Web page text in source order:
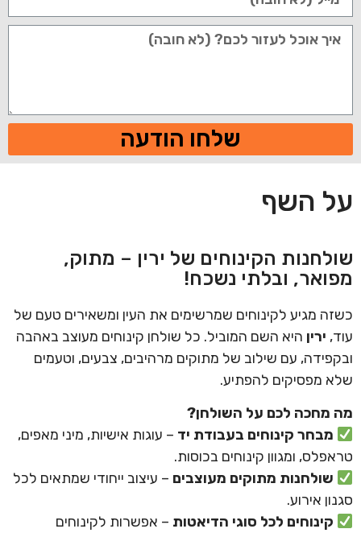
שלחו הודעה
על השף
שולחנות הקינוחים של ירין – מתוק,
מפואר, ובלתי נשכח!
כשזה מגיע לקינוחים שמרשימים את העין ומשאירים טעם של
עוד, ירין היא השם המוביל. כל שולחן קינוחים מעוצב באהבה
ובקפידה, עם שילוב של מתוקים מרהיבים, צבעים, וטעמים
שלא מפסיקים להפתיע.
מה מחכה לכם על השולחן?
מבחר קינוחים בעבודת יד – עוגות אישיות, מיני מאפים,
טראפלס, ומגוון קינוחים בכוסות.
שולחנות מתוקים מעוצבים – עיצוב ייחודי שמתאים לכל
סגנון אירוע.
קינוחים לכל סוגי הדיאטות – אפשרות לקינוחים